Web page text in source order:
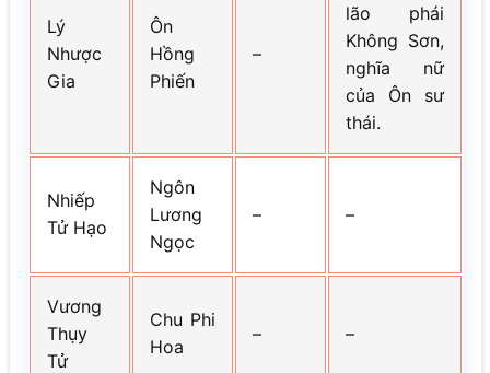
Lý
Nhược
Gia
Ôn
Hồng
Phiến
–
lão phái
Không Sơn,
nghĩa nữ
của Ôn sư
thái.
Nhiếp
Tử Hạo
Ngôn
Lương
Ngọc
– –
Vương
Thụy
Tử
Chu Phi
Hoa
– –